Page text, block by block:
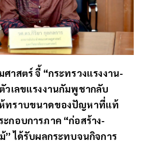
าสตร์ จี้ “กระทรวงแรงงาน-
วเลขแรงงานกัมพูชากลับ
ห้ทราบขนาดของปัญหาที่แท้
กอบการภาค “ก่อสร้าง-
” ได้รับผลกระทบจนกิจการ